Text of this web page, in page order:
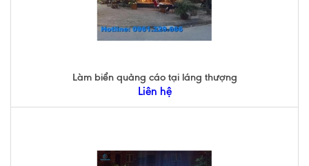
Làm biển quảng cáo tại láng thượng
Liên hệ